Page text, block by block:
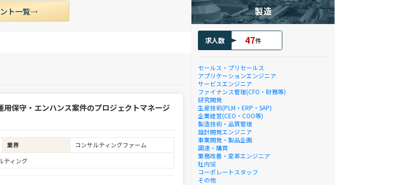
ト一覧
保守・エンハンス案件のプロジェクトマネージ
業界
コンサルティングファーム
ティング
製造
求人数 47件
セールス・プリセールス
アプリケーションエンジニア
サービスエンジニア
ファイナンス管理(CFO・財務等)
研究開発
生産技術(PLM・ERP・SAP)
企業経営(CEO・COO等)
製造技術・品質管理
設計開発エンジニア
事業開発・製品企画
調達・購買
業務改善・変革エンジニア
社内SE
コーポレートスタッフ
その他